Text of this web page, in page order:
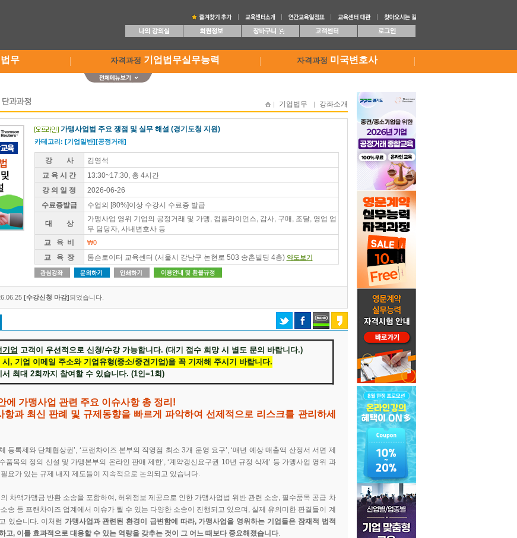
무 자격과정 기업법무실무능력 자격과정 미국변호사
기업법무 강좌소개
가맹사업법 주요 쟁점 및 실무 해설 (경기도청 지원)
카테고리: [기업일반][공정거래]
강 사
김영석
교 육 시 간
13:30~17:30, 총 4시간
강 의 일 정
2026-06-26
수료증발급
수업의 [80%]이상 수강시 수료증 발급
대 상
가맹사업 영위 기업의 공정거래 및 가맹, 컴플라이언스, 감사, 구매, 조달, 영업 업
무 담당자, 사내변호사 등
교 육 비
₩0
교 육 장 톰슨로이터 교육센터 (서울시 강남구 논현로 503 송촌빌딩 4층) 약도보기
[수강신청 마감]되었습니다.
기업 고객이 우선적으로 신청/수강 가능합니다. (대기 접수 희망 시 별도 문의 바랍니다.)
시, 기업 이메일 주소와 기업유형(중소/중견기업)을 꼭 기재해 주시기 바랍니다.
서 최대 2회까지 참여할 수 있습니다. (1인=1회)
에 가맹사업 관련 주요 이슈사항 총 정리!
항과 최신 판례 및 규제동향을 빠르게 파악하여 선제적으로 리스크를 관리하세
등록제와 단체협상권’, ‘프랜차이즈 본부의 직영점 최소 3개 운영 요구’, ‘매년 예상 매출액 산정서 서면 제
수품목의 정의 신설 및 가맹본부의 온라인 판매 제한’, ‘계약갱신요구권 10년 규정 삭제’ 등 가맹사업 영위 과
요가 있는 규제 내지 제도들이 지속적으로 논의되고 있습니다.
차액가맹금 반환 소송을 포함하여, 허위정보 제공으로 인한 가맹사업법 위반 관련 소송, 필수품목 공급 차
송 등 프랜차이즈 업계에서 이슈가 될 수 있는 다양한 소송이 진행되고 있으며, 실제 유의미한 판결들이 계
있습니다. 이처럼 가맹사업과 관련된 환경이 급변함에 따라, 가맹사업을 영위하는 기업들은 잠재적 법적
고, 이를 효과적으로 대응할 수 있는 역량을 갖추는 것이 그 어느 때보다 중요해졌습니다.